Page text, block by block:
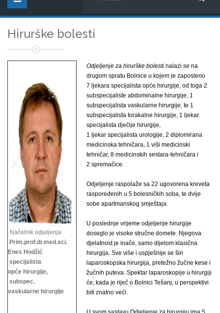
Hirurške bolesti
Načelnik odjeljenja
Prim.prof.dr.med.sci.
Enes Hodžić
specijalista
opće hirurgije,
subspec.
vaskularne hirurgije
Odjeljenje za hirurške bolesti nalazi se na
drugom spratu Bolnice u kojem je zaposleno
7 ljekara specijalista opće hirurgije, od toga 2
subspecijaliste abdominalne hirurgije, 1
subspecijalista vaskularne hirurgije, te 1
subspecijalista torakalne hirurgije, 1 ljekar
specijalista dječije hirurgije,
1 ljekar specijalista urologije, 2 diplomirana
medicinska tehničara, 1 viši medicinski
tehničar, 8 medicinskih sestara-tehničara i
2 spremačice.
Odjeljenje raspolaže sa 22 ugovorena kreveta
raspoređenih u 5 bolesničkih soba, te dvije
sobe apartmanskog smještaja.
U poslednje vrijeme odjeljenje hirurgije
doseglo je visoke stručne domete. Njegova
djelatnost je inače, samo dijelom klasična
hirurgija. Sve više i uspješnije se širi
laparoskopska hirurgija, pretežno žučne kese i
žučnih puteva. Spektar laparoskopije u hirurgiji
će, kada je riječ o Bolnici Tešanj, u perspektivi
biti znatno veći.